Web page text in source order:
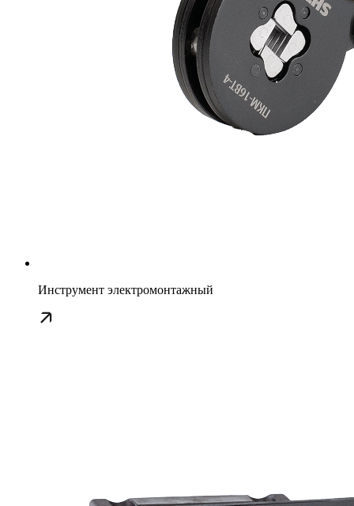
Инструмент электромонтажный